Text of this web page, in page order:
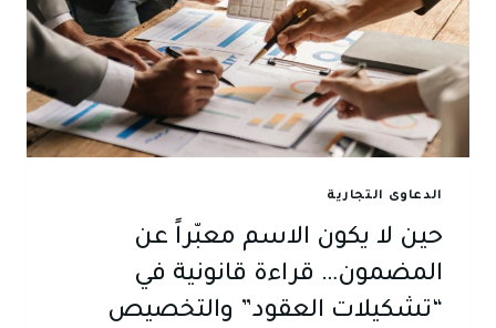
الدعاوى التجارية
حين لا يكون الاسم معبّراً عن
المضمون… قراءة قانونية في
“تشكيلات العقود” والتخصيص